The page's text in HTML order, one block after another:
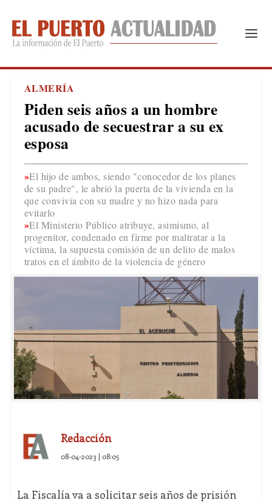
ALMERÍA
Piden seis años a un hombre
acusado de secuestrar a su ex
esposa
El hijo de ambos, siendo "conocedor de los planes
de su padre", le abrió la puerta de la vivienda en la
que convivía con su madre y no hizo nada para
evitarlo
El Ministerio Público atribuye, asimismo, al
progenitor, condenado en firme por maltratar a la
víctima, la supuesta comisión de un delito de malos
tratos en el ámbito de la violencia de género
Redacción
08-04-2023 | 08:05
La Fiscalía va a solicitar seis años de prisión